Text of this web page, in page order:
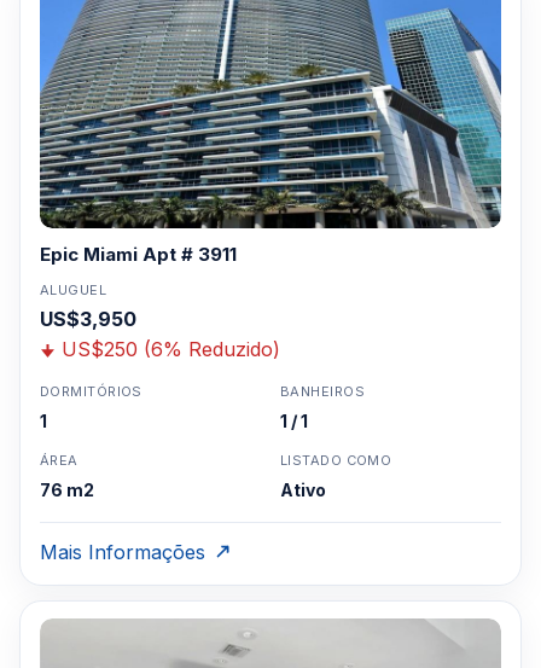
Epic Miami Apt # 3911
ALUGUEL
US$3,950
US$250 (6% Reduzido)
DORMITÓRIOS
1
BANHEIROS
1 / 1
ÁREA
76 m2
LISTADO COMO
Ativo
Mais Informações